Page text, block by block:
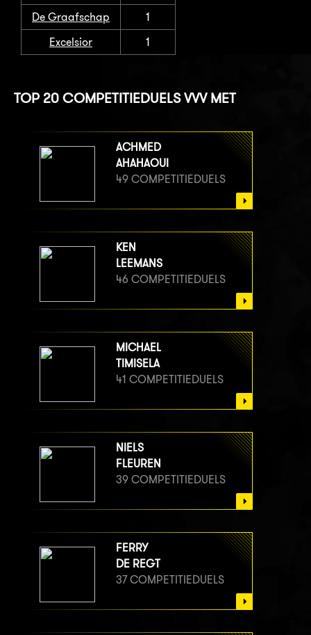
De Graafschap
1
Excelsior
1
TOP 20 COMPETITIEDUELS VVV MET
ACHMED
AHAHAOUI
49 COMPETITIEDUELS
KEN
LEEMANS
46 COMPETITIEDUELS
MICHAEL
TIMISELA
41 COMPETITIEDUELS
NIELS
FLEUREN
39 COMPETITIEDUELS
FERRY
DE REGT
37 COMPETITIEDUELS